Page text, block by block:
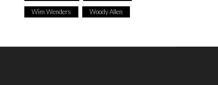
Wim Wenders Woody Allen